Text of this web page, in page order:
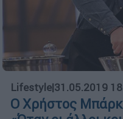
Lifestyle|31.05.2019
O Χρήστος